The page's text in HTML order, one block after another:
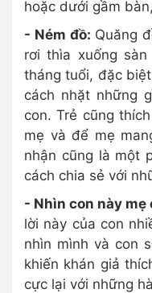
hoặc dưới gầm
- Ném đồ: Quăng
rơi thìa xuống
tháng tuổi, đặc
cách nhặt những
con. Trẻ cũng
mẹ và để mẹ
nhận cũng là một
cách chia sẻ với
- Nhìn con này mẹ
lời này của con
nhìn mình và con
khiến khán giả
cực lại với những